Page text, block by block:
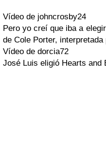
Vídeo de johncrosby24
Pero yo creí que iba a elegir
de Cole Porter, interpretada
Vídeo de dorcia72
José Luis eligió Hearts and